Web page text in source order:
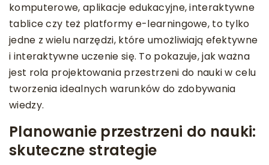
komputerowe, aplikacje edukacyjne, interaktywne
tablice czy też platformy e-learningowe, to tylko
jedne z wielu narzędzi, które umożliwiają efektywne
i interaktywne uczenie się. To pokazuje, jak ważna
jest rola projektowania przestrzeni do nauki w celu
tworzenia idealnych warunków do zdobywania
wiedzy.
Planowanie przestrzeni do nauki:
skuteczne strategie